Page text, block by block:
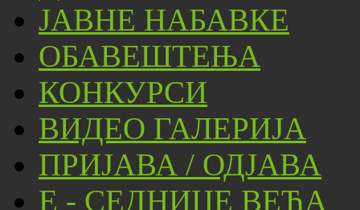
ЈАВНЕ НАБАВКЕ
ОБАВЕШТЕЊА
КОНКУРСИ
ВИДЕО ГАЛЕРИЈА
ПРИЈАВА / ОДЈАВА
Е - СЕДНИЦЕ ВЕЋА